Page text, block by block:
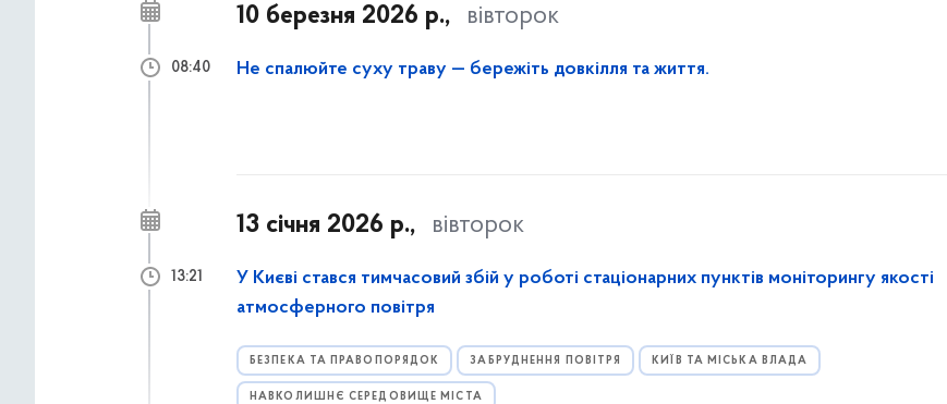
10 березня 2026 р., вівторок
Не спалюйте суху траву — бережіть довкілля та життя.
08:40
13 січня 2026 р., вівторок
У Києві стався тимчасовий збій у роботі стаціонарних пунктів моніторингу якості
атмосферного повітря
БЕЗПЕКА ТА ПРАВОПОРЯДОК ЗАБРУДНЕННЯ ПОВІТРЯ КИЇВ ТА МІСЬКА ВЛАДА
НАВКОЛИШНЄ СЕРЕДОВИЩЕ МІСТА
13:21